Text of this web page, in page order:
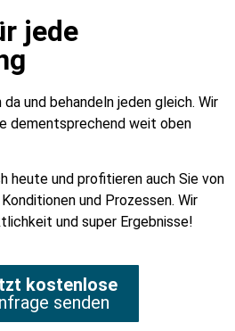
jede
und behandeln jeden gleich. Wir
dementsprechend weit oben
heute und profitieren auch Sie von
und Prozessen. Wir
und super Ergebnisse!
kostenlose
senden